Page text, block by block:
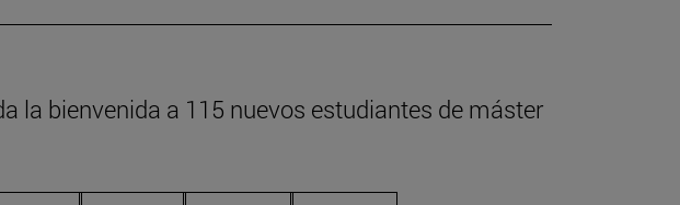
la bienvenida a 115 nuevos estudiantes de máster